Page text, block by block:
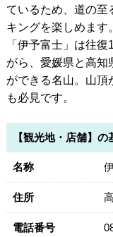
ているため、道の至
キングを楽しめます
「伊予富士」は往
がら、愛媛県と高知
ができる名山。山頂
も必見です。
【観光地・店舗】の
名称
住所
電話番号